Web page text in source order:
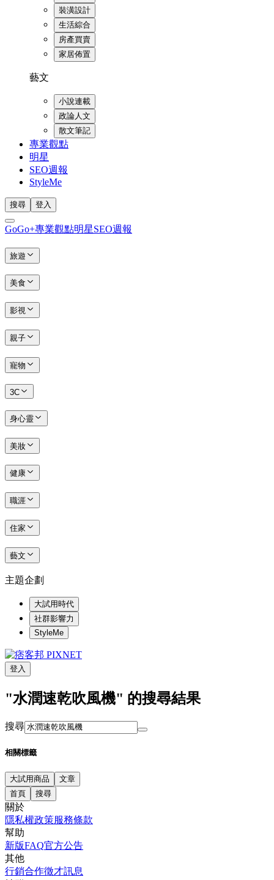
裝潢設計
生活綜合
房產買賣
家居佈置
藝文
小說連載
政論人文
散文筆記
專業觀點
明星
SEO週報
StyleMe
搜尋 登入
GoGo+專業觀點明星SEO週報
旅遊
美食
影視
親子
寵物
3C
身心靈
美妝
健康
職涯
住家
藝文
主題企劃
大試用時代
社群影響力
StyleMe
登入
"水潤速乾吹風機" 的搜尋結果
搜尋
相關標籤
大試用商品
文章
首頁
搜尋
關於
隱私權政策服務條款
幫助
新版FAQ官方公告
其他
行銷合作徵才訊息